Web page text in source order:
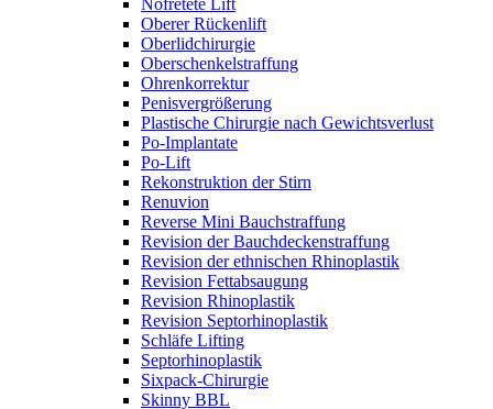
Oberer Rückenlift
Oberlidchirurgie
Oberschenkelstraffung
Ohrenkorrektur
Penisvergrößerung
Plastische Chirurgie nach Gewichtsverlust
Po-Implantate
Po-Lift
Rekonstruktion der Stirn
Renuvion
Reverse Mini Bauchstraffung
Revision der Bauchdeckenstraffung
Revision der ethnischen Rhinoplastik
Revision Fettabsaugung
Revision Rhinoplastik
Revision Septorhinoplastik
Schläfe Lifting
Septorhinoplastik
Sixpack-Chirurgie
Skinny BBL